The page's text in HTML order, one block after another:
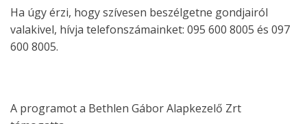
Ha úgy érzi, hogy szívesen beszélgetne gondjairól
valakivel, hívja telefonszámainket: 095 600 8005 és 097
600 8005.
A programot a Bethlen Gábor Alapkezelő Zrt